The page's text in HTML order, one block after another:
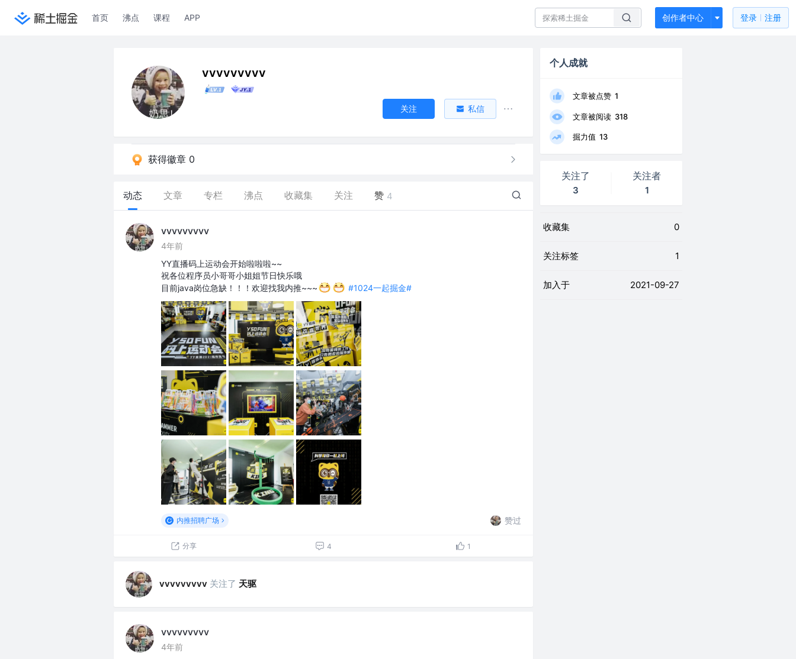
首页 沸点 课程 APP 创作者中心 登录 注册
vvvvvvvvv
关注 私信
获得徽章 0
动态 文章 专栏 沸点 收藏集 关注 赞 4
vvvvvvvvv
4年前
YY直播码上运动会开始啦啦啦~~
祝各位程序员小哥哥小姐姐节日快乐哦
目前java岗位急缺！！！欢迎找我内推~~~
#1024一起掘金#
内推招聘广场 赞过
分享 4 1
vvvvvvvvv 关注了 天驱
vvvvvvvvv
4年前
个人成就
文章被点赞 1
文章被阅读 318
掘力值 13
关注了
3
关注者
1
收藏集 0
关注标签 1
加入于 2021-09-27